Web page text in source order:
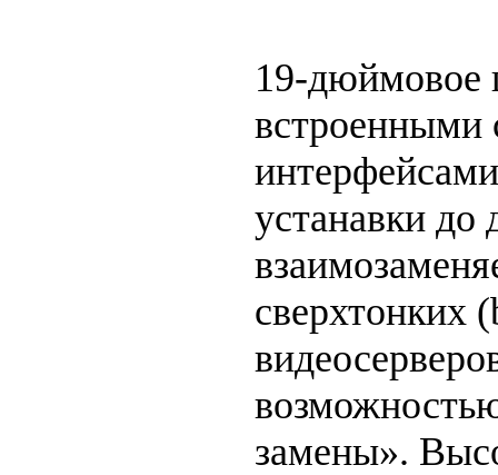
19-дюймовое
встроенными
устанавки до
сверхтонких
замены».